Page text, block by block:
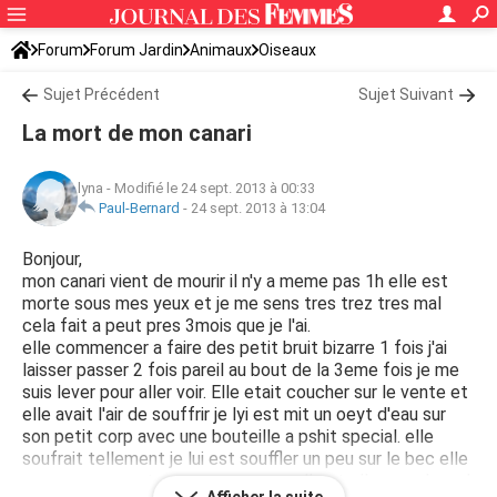
Forum Forum Jardin Animaux Oiseaux
Sujet Précédent Sujet Suivant
La mort de mon canari
lyna - Modifié le 24 sept. 2013 à 00:33
Paul-Bernard - 24 sept. 2013 à 13:04
Bonjour,
mon canari vient de mourir il n'y a meme pas 1h elle est
morte sous mes yeux et je me sens tres trez tres mal
cela fait a peut pres 3mois que je l'ai.
elle commencer a faire des petit bruit bizarre 1 fois j'ai
laisser passer 2 fois pareil au bout de la 3eme fois je me
suis lever pour aller voir. Elle etait coucher sur le vente et
elle avait l'air de souffrir je lyi est mit un oeyt d'eau sur
son petit corp avec une bouteille a pshit special. elle
soufrait tellement je lui est souffler un peu sur le bec elle
a commencer a tousser un peu sur elle et elle a eu du mal